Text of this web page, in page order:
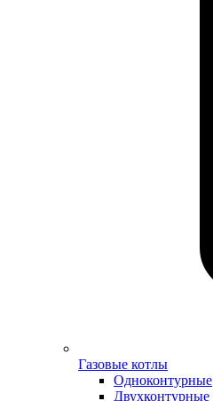
Газовые котлы
Одноконтурные
Двухконтурные